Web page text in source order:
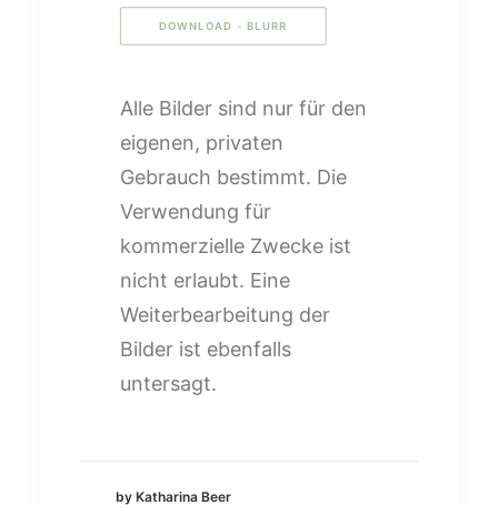
DOWNLOAD - BLURR
Alle Bilder sind nur für den
eigenen, privaten
Gebrauch bestimmt. Die
Verwendung für
kommerzielle Zwecke ist
nicht erlaubt. Eine
Weiterbearbeitung der
Bilder ist ebenfalls
untersagt.
by Katharina Beer